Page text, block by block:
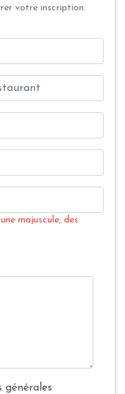
votre inscription.
majuscule, des
générales